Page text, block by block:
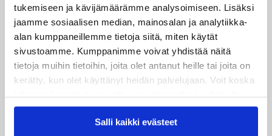
tukemiseen ja kävijämäärämme analysoimiseen. Lisäksi
jaamme sosiaalisen median, mainosalan ja analytiikka-
alan kumppaneillemme tietoja siitä, miten käytät
sivustoamme. Kumppanimme voivat yhdistää näitä
tietoja muihin tietoihin, joita olet antanut heille tai joita on
kerätty, kun olet käyttänyt heidän palvelujaan. Voit koska
tahansa kumota tai muuttaa suostumustasi evästeiden
käytöstäEvästeet-sivultamme.
Salli kaikki evästeet
06.08.2026
JYPin kausi käyntiin Tampere Cupista!
05.08.2026
JYPin kapteenisto Liiga-kauteen 2026–2027 on nimetty
04.08.2026
Joukkueen yhteisharjoitukset ovat alkaneet – ensimmäinen
mittari luvassa jo heti viikonloppuna Tampere Cupissa!